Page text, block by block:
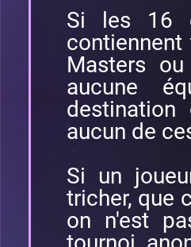
Si les 16
Masters
aucune
aucun de
Si un
tricher, que
on n'est